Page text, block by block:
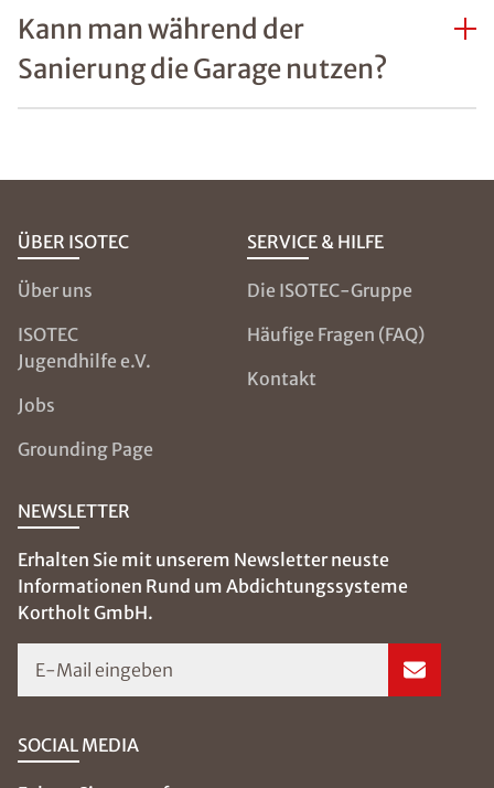
Kann man während der
Sanierung die Garage nutzen?
ÜBER ISOTEC
Über uns
ISOTEC
Jugendhilfe e.V.
Jobs
Grounding Page
SERVICE & HILFE
Die ISOTEC-Gruppe
Häufige Fragen (FAQ)
Kontakt
NEWSLETTER
Erhalten Sie mit unserem Newsletter neuste
Informationen Rund um Abdichtungssysteme
Kortholt GmbH.
E-Mail eingeben
SOCIAL MEDIA